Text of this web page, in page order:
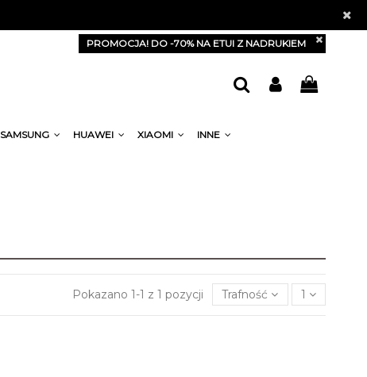
PROMOCJA! DO -70% NA ETUI Z NADRUKIEM
SAMSUNG HUAWEI XIAOMI INNE
Pokazano 1-1 z 1 pozycji Trafność 1